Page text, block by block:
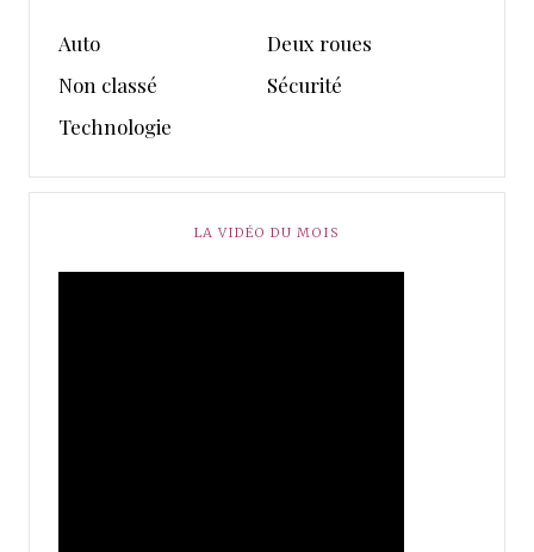
Auto
Deux roues
Non classé
Sécurité
Technologie
LA VIDÉO DU MOIS